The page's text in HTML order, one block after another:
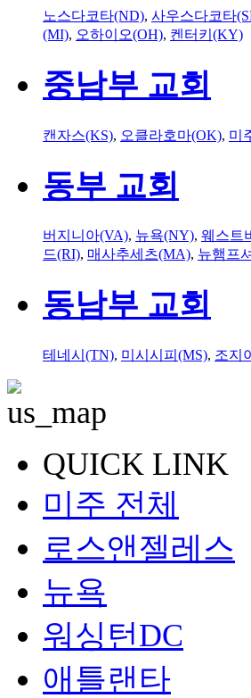
노스다코타(ND), 사우스다코타
(MI), 오하이오(OH), 켄터키(KY)
중남부 교회
캔자스(KS), 오클라호마(OK), 미
동부 교회
버지니아(VA), 뉴욕(NY), 웨스트
드(RI), 매사추세츠(MA), 뉴햄프
동남부 교회
테네시(TN), 미시시피(MS), 조지
QUICK LINK
미주 전체
로스앤젤레스
뉴욕
워싱턴DC
애틀랜타